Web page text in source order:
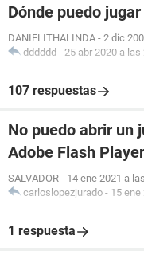
Dónde puedo
DANIELITHALINDA - 2 dic
dddddd - 25 abr 2020 a las
107 respuestas
No puedo abrir un
Adobe Flash Player
SALVADOR - 14 ene 2021 a
carloslopezjurado - 15 ene
1 respuesta